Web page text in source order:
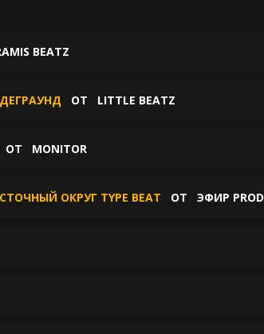
BEATZ
ОТ LITTLE BEATZ
ОТ MONITOR
ОКРУГ TYPE BEAT ОТ ЭФИР PROD